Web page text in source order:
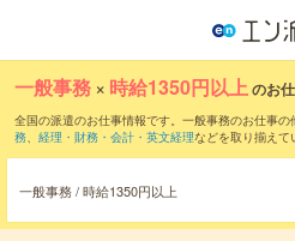
一般事務 × 時給1350円以上のお
全国の派遣のお仕事情報です。一般事務のお仕事の
務、 経理・財務・会計・英文経理などを取り揃えて
一般事務 / 時給1350円以上